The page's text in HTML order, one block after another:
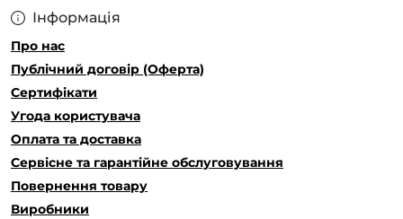
Інформація
Про нас
Публічний договір (Оферта)
Сертифікати
Угода користувача
Оплата та доставка
Сервісне та гарантійне обслуговування
Повернення товару
Виробники